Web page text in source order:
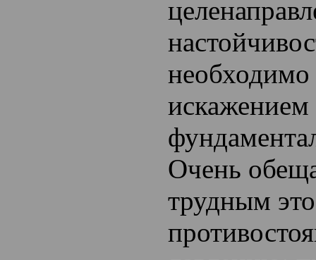
необходимо
искажением
Очень
трудным это